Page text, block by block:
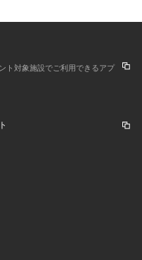
ト対象施設でご利用できるアプ